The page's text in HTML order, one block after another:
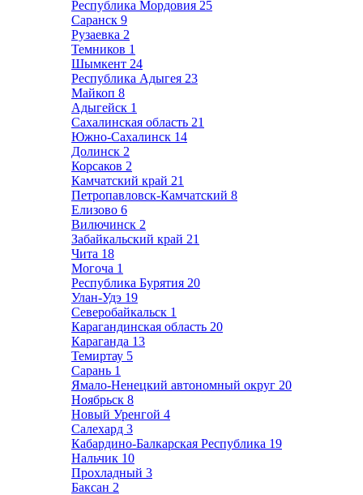
Республика Мордовия 25
Саранск 9
Рузаевка 2
Темников 1
Шымкент 24
Республика Адыгея 23
Майкоп 8
Адыгейск 1
Сахалинская область 21
Южно-Сахалинск 14
Долинск 2
Корсаков 2
Камчатский край 21
Петропавловск-Камчатский 8
Елизово 6
Вилючинск 2
Забайкальский край 21
Чита 18
Могоча 1
Республика Бурятия 20
Улан-Удэ 19
Северобайкальск 1
Карагандинская область 20
Караганда 13
Темиртау 5
Сарань 1
Ямало-Ненецкий автономный округ 20
Ноябрьск 8
Новый Уренгой 4
Салехард 3
Кабардино-Балкарская Республика 19
Нальчик 10
Прохладный 3
Баксан 2